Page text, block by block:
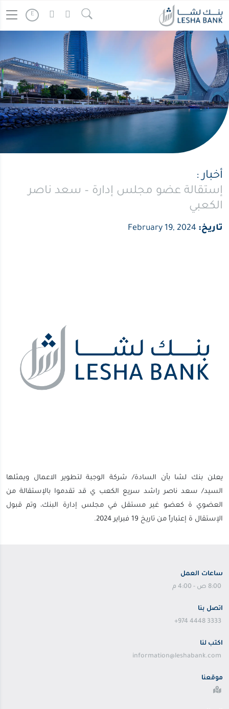
E
أخبار :
إستقالة عضو مجلس إدارة – سعد ناصر
الكعبي
تاريخ:
يعلن بنك لشا بأن السادة/ شركة الوجبة لتطوير الاعمال ويمثلها
السيد/ سعد ناصر راشد سريع الكعب ي قد تقدموا بالإستقالة من
العضوي ة كعضو غير مستقل في مجلس إدارة البنك، وتم قبول
الإستقال ة إعتباراً من تاريخ 19 فبراير 2024.
ساعات العمل
8:00 ص - 4:00 م
اتصل بنا
+974 4448 3333
اكتب لنا
information@leshabank.com
موقعنا